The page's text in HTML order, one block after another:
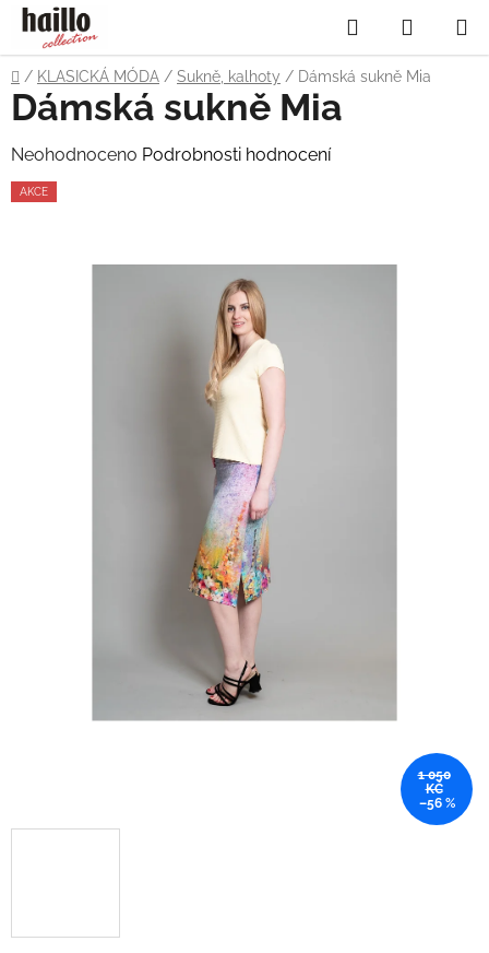
Přejít
obsah
Hledat
KOŠÍK
Domů
/ KLASICKÁ MÓDA / Sukně, kalhoty / Dámská sukně Mia
Dámská sukně Mia
Průměrné
hodnocení
Neohodnoceno Podrobnosti hodnocení
AKCE
1 050
KČ
–56 %